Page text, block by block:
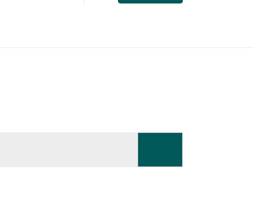
for: